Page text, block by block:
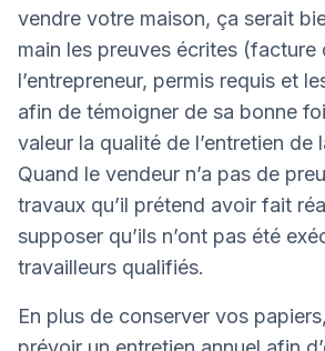
vendre votre maison, ça serait
main les preuves écrites (facture
l’entrepreneur, permis requis et
afin de témoigner de sa bonne
valeur la qualité de l’entretien de
Quand le vendeur n’a pas de
travaux qu’il prétend avoir fait
supposer qu’ils n’ont pas été
travailleurs qualifiés.
En plus de conserver vos